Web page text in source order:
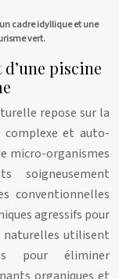
cadre idyllique et une
vert.
piscine
repose sur la
complexe et auto-
micro-organismes
soigneusement
conventionnelles
agressifs pour
naturelles utilisent
pour éliminer